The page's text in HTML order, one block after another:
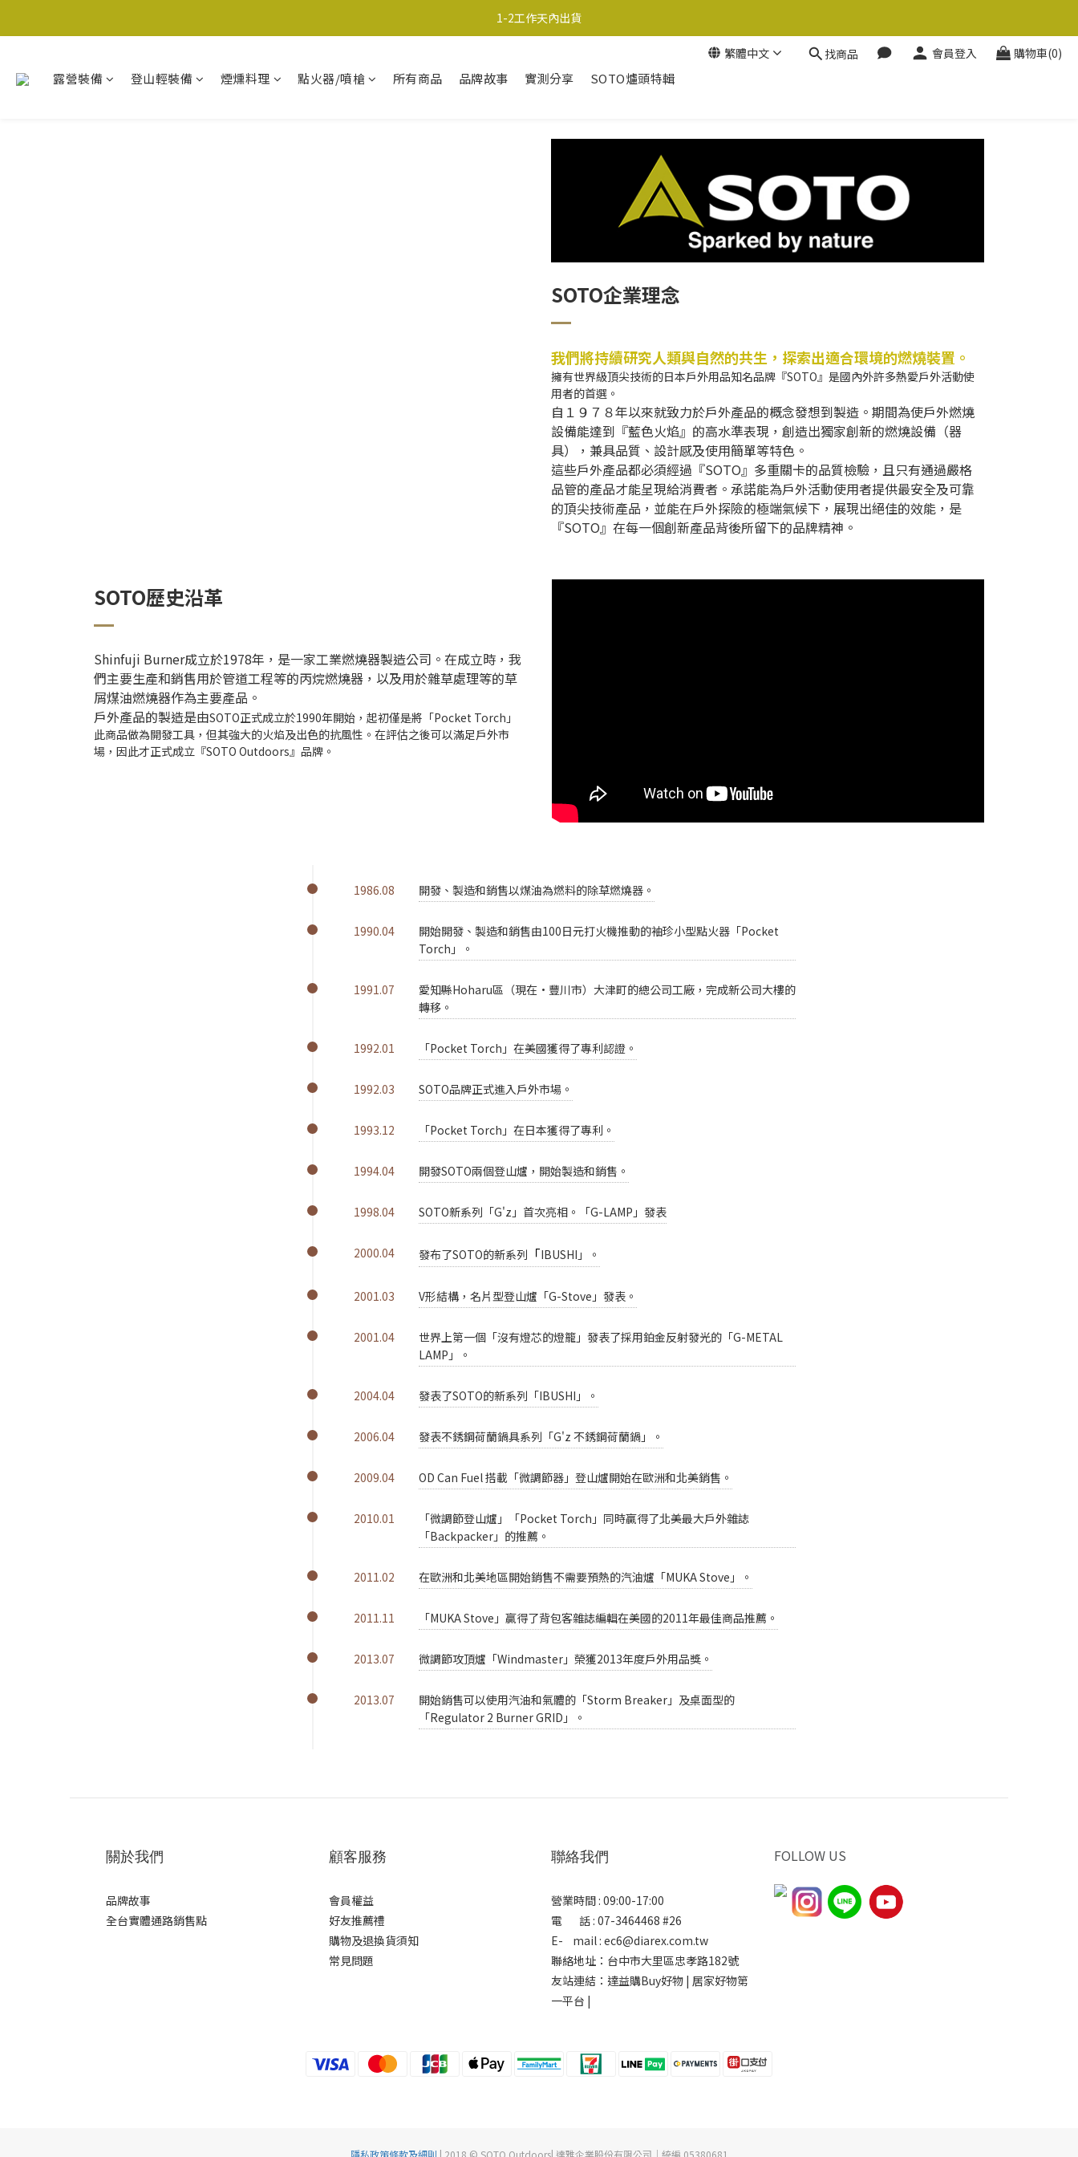
超商取貨690免運；宅配990免運
1-2工作天內出貨
繁體中文 找商品 會員登入 購物車(0)
露營裝備 登山輕裝備 煙燻料理 點火器/噴槍 所有商品 品牌故事 實測分享 SOTO爐頭特輯
SOTO企業理念
我們將持續研究人類與自然的共生，探索出適合環境的燃燒裝置。
擁有世界級頂尖技術的日本戶外用品知名品牌『SOTO』是國內外許多熱愛戶外活動使
用者的首選。
自１９７８年以來就致力於戶外產品的概念發想到製造。期間為使戶外燃燒
設備能達到『藍色火焰』的高水準表現，創造出獨家創新的燃燒設備（器
具），兼具品質、設計感及使用簡單等特色。
這些戶外產品都必須經過『SOTO』多重關卡的品質檢驗，且只有通過嚴格
品管的產品才能呈現給消費者。承諾能為戶外活動使用者提供最安全及可靠
的頂尖技術產品，並能在戶外探險的極端氣候下，展現出絕佳的效能，是
『SOTO』在每一個創新產品背後所留下的品牌精神。
SOTO歷史沿革
Shinfuji Burner成立於1978年，是一家工業燃燒器製造公司。在成立時，我
們主要生產和銷售用於管道工程等的丙烷燃燒器，以及用於雜草處理等的草
屑煤油燃燒器作為主要產品。
戶外產品的製造是由SOTO正式成立於1990年開始，起初僅是將「Pocket Torch」
此商品做為開發工具，但其強大的火焰及出色的抗風性。在評估之後可以滿足戶外市
場，因此才正式成立『SOTO Outdoors』品牌。
1986.08 開發、製造和銷售以煤油為燃料的除草燃燒器。
1990.04
開始開發、製造和銷售由100日元打火機推動的袖珍小型點火器「Pocket
Torch」。
1991.07
愛知縣Hoharu區（現在·豐川市）大津町的總公司工廠，完成新公司大樓的
轉移。
1992.01 「Pocket Torch」在美國獲得了專利認證。
1992.03 SOTO品牌正式進入戶外市場。
1993.12 「Pocket Torch」在日本獲得了專利。
1994.04 開發SOTO兩個登山爐，開始製造和銷售。
1998.04 SOTO新系列「G'z」首次亮相。「G-LAMP」發表
2000.04 發布了SOTO的新系列 「IBUSHI」。
2001.03 V形結構，名片型登山爐「G-Stove」發表。
2001.04
世界上第一個「沒有燈芯的燈籠」發表了採用鉑金反射發光的「G-METAL
LAMP」。
2004.04 發表了SOTO的新系列「IBUSHI」。
2006.04 發表不銹鋼荷蘭鍋具系列「G'z 不銹鋼荷蘭鍋」。
2009.04 OD Can Fuel 搭載「微調節器」登山爐開始在歐洲和北美銷售。
2010.01
「微調節登山爐」「Pocket Torch」同時贏得了北美最大戶外雜誌
「Backpacker」的推薦。
2011.02 在歐洲和北美地區開始銷售不需要預熱的汽油爐「MUKA Stove」。
2011.11 「MUKA Stove」贏得了背包客雜誌編輯在美國的2011年最佳商品推薦。
2013.07 微調節攻頂爐「Windmaster」榮獲2013年度戶外用品獎。
2013.07
開始銷售可以使用汽油和氣體的「Storm Breaker」及桌面型的
「Regulator 2 Burner GRID」。
關於我們
品牌故事
全台實體通路銷售點
顧客服務
會員權益
好友推薦禮
購物及退換貨須知
常見問題
聯絡我們
營業時間 : 09:00-17:00
電 話 : 07-3464468 #26
E- mail : ec6@diarex.com.tw
聯絡地址：台中市大里區忠孝路182號
友站連結： 達益購Buy好物 | 居家好物第
一平台 |
FOLLOW US
隱私政策條款及細則 | 2018 © SOTO Outdoors| 達雅企業股份有限公司｜統編 05380681